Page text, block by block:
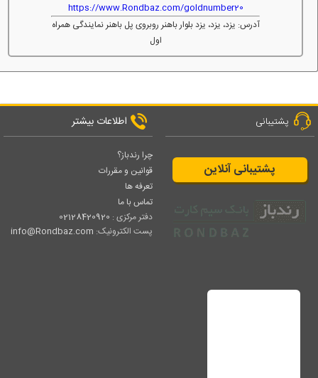
https://www.Rondbaz.com/goldnumber20
آدرس: یزد، یزد، یزد بلوار باهنر روبروی پل باهنر نمایندگی همراه
اول
پشتیبانی
پشتیبانی آنلاین
اطلاعات بیشتر
چرا رندباز؟
قوانین و مقررات
تعرفه ها
تماس با ما
دفتر مرکزی : 02128420920
پست الکترونیک: info@Rondbaz.com